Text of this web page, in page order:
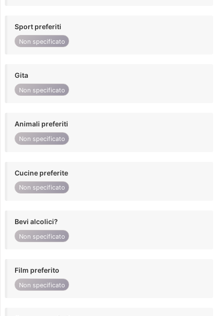
Sport preferiti
Non specificato
Gita
Non specificato
Animali preferiti
Non specificato
Cucine preferite
Non specificato
Bevi alcolici?
Non specificato
Film preferito
Non specificato